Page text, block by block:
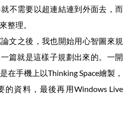
不需要以超連結連到外面去，而
整理。
文之後，我也開始用心智圖來規
篇就是這樣子規劃出來的。一開
在手機上以Thinking Space繪製，
的資料，最後再用Windows Live